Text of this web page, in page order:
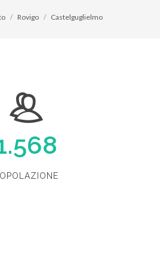
Rovigo Castelguglielmo